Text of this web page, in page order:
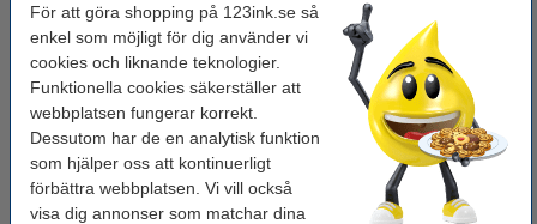
För att göra shopping på 123ink.se så
enkel som möjligt för dig använder vi
cookies och liknande teknologier.
Funktionella cookies säkerställer att
webbplatsen fungerar korrekt.
Dessutom har de en analytisk funktion
som hjälper oss att kontinuerligt
förbättra webbplatsen. Vi vill också
visa dig annonser som matchar dina